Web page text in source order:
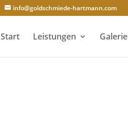
info@goldschmiede-hartmann.com
Start Leistungen Galerie